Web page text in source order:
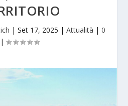
| Set 17, 2025 | Attualità | 0
|